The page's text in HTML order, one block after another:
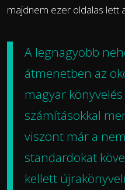
majdnem ezer oldalas lett
A legnagyobb
átmenetben az
magyar
számításokkal
viszont már a
standardokat
kellett